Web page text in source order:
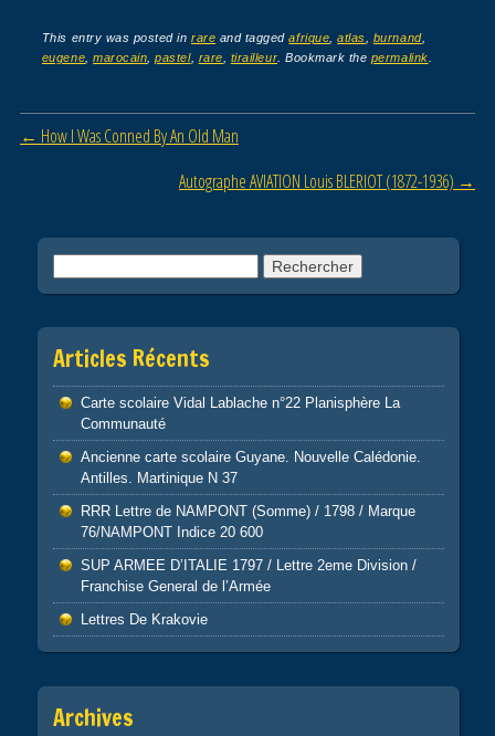
c
e
b
o
tt
er
ail
ta
g
er
This entry was posted inrare and taggedafrique ,atlas burnand,
eugene ,marocain ,pastel, rare tirailleur . Bookmark the permalink
Post navigation
← How I Was Conned By An Old Man
Autographe AVIATION Louis BLERIOT (1872-1936) →
Articles Récents
Carte scolaire Vidal Lablache n°22 Planisphère La
Communauté
Ancienne carte scolaire Guyane. Nouvelle Calédonie.
Antilles. Martinique N 37
RRR Lettre de NAMPONT (Somme) / 1798 / Marque
76/NAMPONT Indice 20 600
SUP ARMEE D’ITALIE 1797 / Lettre 2eme Division /
Franchise General de l’Armée
Lettres De Krakovie
Archives